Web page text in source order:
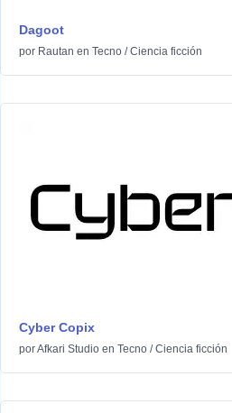
Dagoot
por Rautan en Tecno /Ciencia ficción
Cyber Copix
porAfkari Studio en Tecno /Ciencia ficción